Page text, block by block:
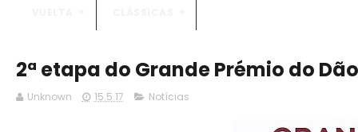
2ª etapa do Grande Prémio do
Unknown 15.5.17 Notícias